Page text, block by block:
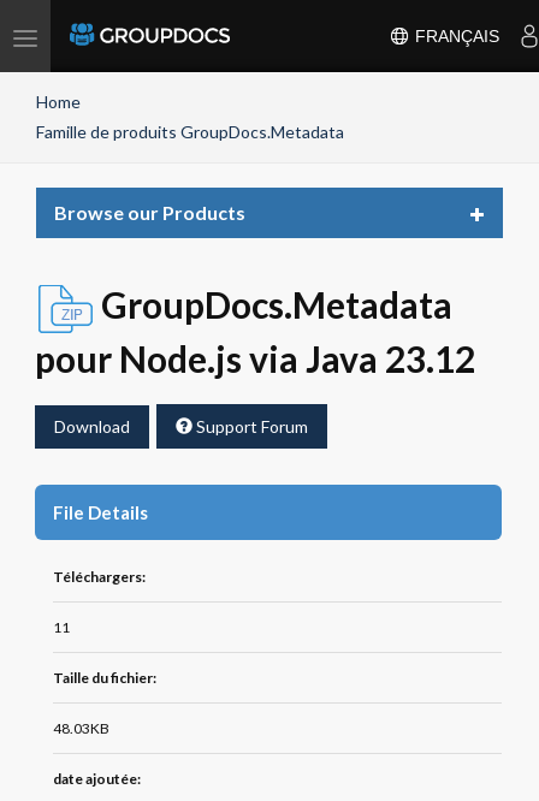
Toggle
FRANÇAIS
Home
Famille de produits GroupDocs.Metadata
Browse our Products
Toggle
GroupDocs.Metadata
pour Node.js via Java 23.12
Download Support Forum
File Details
Téléchargers:
11
Taille du fichier:
48.03KB
date ajoutée: